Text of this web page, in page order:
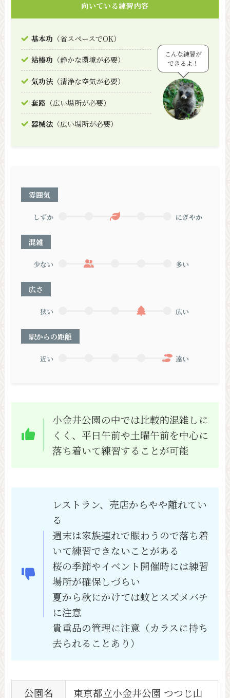
向いている練習内容
基本功 （省スペースでOK）
站椿功 （静かな環境が必要）
気功法（清浄な空気が必要）
套路 （広い場所が必要）
器械法（広い場所が必要）
こんな練習が
できるよ！
雰囲気
しずか にぎやか
混雑
少ない 多い
広さ
狭い 広い
駅からの距離
近い 遠い
小金井公園の中では比較的混雑しに
くく、平日午前や土曜午前を中心に
落ち着いて練習することが可能
レストラン、売店からやや離れてい
る
週末は家族連れで賑わうので落ち着
いて練習できないことがある
桜の季節やイベント開催時には練習
場所が確保しづらい
夏から秋にかけては蚊とスズメバチ
に注意
貴重品の管理に注意（カラスに持ち
去られることあり）
公園名
東京都立小金井公園 つつじ山